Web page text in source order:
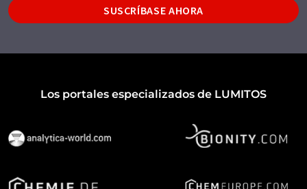
SUSCRÍBASE AHORA
Los portales especializados de LUMITOS